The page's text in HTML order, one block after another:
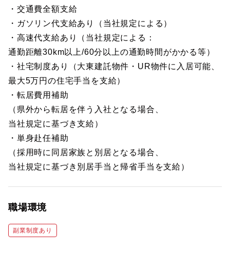
・交通費全額支給
・ガソリン代支給あり（当社規定による）
・高速代支給あり（当社規定による：
通勤距離30km以上/60分以上の通勤時間がかかる等）
・社宅制度あり（大東建託物件・UR物件に入居可能、
最大5万円の住宅手当を支給）
・転居費用補助
（県外から転居を伴う入社となる場合、
当社規定に基づき支給）
・単身赴任補助
（採用時に同居家族と別居となる場合、
当社規定に基づき別居手当と帰省手当を支給）
職場環境
副業制度あり